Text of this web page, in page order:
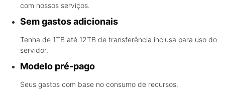
com nossos serviços.
Sem gastos adicionais
Tenha de 1TB até 12TB de transferência inclusa para uso do
servidor.
Modelo pré-pago
Seus gastos com base no consumo de recursos.